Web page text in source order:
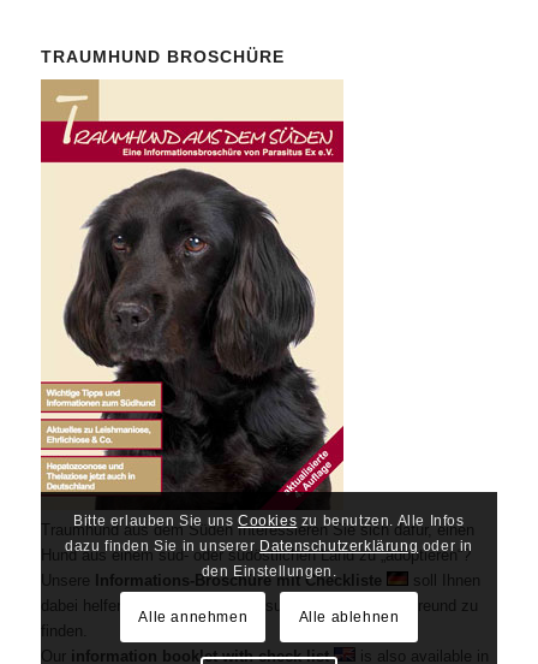
TRAUMHUND BROSCHÜRE
Traumhund aus dem Süden Interessieren Sie sich dafür, einen
Hund aus einem süd- oder südöstlichen Land zu „adoptieren“?
Unsere Informations-Broschüre mit Checkliste
soll Ihnen
dabei helfen, einen möglichst gesunden vierbeinigen Freund zu
finden.
Our information booklet with check list is also available in
Bitte erlauben Sie unsCookies zu benutzen. Alle Infos
dazu finden Sie in unserer Datenschutzerklärung oder in
den Einstellungen.
Alle annehmen Alle ablehnen